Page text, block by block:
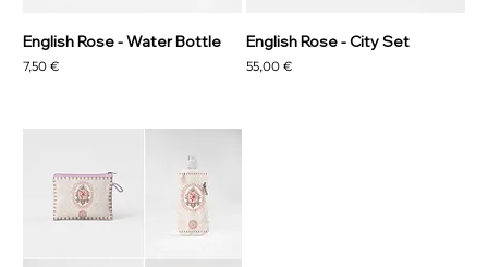
English Rose - Water Bottle
Prezzo
7,50 €
English Rose - City Set
Prezzo
55,00 €